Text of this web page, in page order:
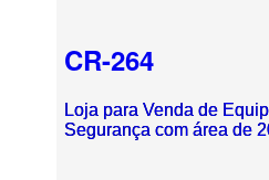
CR-264
Loja para Venda de
Segurança com área de